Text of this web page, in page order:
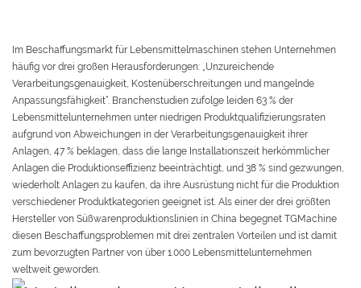
Im Beschaffungsmarkt für Lebensmittelmaschinen stehen Unternehmen
häufig vor drei großen Herausforderungen: „Unzureichende
Verarbeitungsgenauigkeit, Kostenüberschreitungen und mangelnde
Anpassungsfähigkeit“. Branchenstudien zufolge leiden 63 % der
Lebensmittelunternehmen unter niedrigen Produktqualifizierungsraten
aufgrund von Abweichungen in der Verarbeitungsgenauigkeit ihrer
Anlagen, 47 % beklagen, dass die lange Installationszeit herkömmlicher
Anlagen die Produktionseffizienz beeinträchtigt, und 38 % sind gezwungen,
wiederholt Anlagen zu kaufen, da ihre Ausrüstung nicht für die Produktion
verschiedener Produktkategorien geeignet ist. Als einer der drei größten
Hersteller von Süßwarenproduktionslinien in China begegnet TGMachine
diesen Beschaffungsproblemen mit drei zentralen Vorteilen und ist damit
zum bevorzugten Partner von über 1.000 Lebensmittelunternehmen
weltweit geworden.